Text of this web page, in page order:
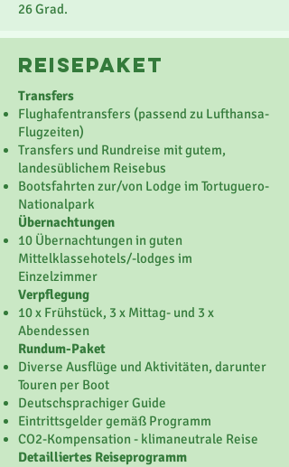
26 Grad.
reisepaket
Transfers
Flughafentransfers (passend zu Lufthansa-
Flugzeiten)
Transfers und Rundreise mit gutem,
landesüblichem Reisebus
Bootsfahrten zur/von Lodge im Tortuguero-
Nationalpark
Übernachtungen
10 Übernachtungen in guten
Mittelklassehotels/-lodges im
Einzelzimmer
Verpflegung
10 x Frühstück, 3 x Mittag- und 3 x
Abendessen
Rundum-Paket
Diverse Ausflüge und Aktivitäten, darunter
Touren per Boot
Deutschsprachiger Guide
Eintrittsgelder gemäß Programm
CO2-Kompensation - klimaneutrale Reise
Detailliertes Reiseprogramm